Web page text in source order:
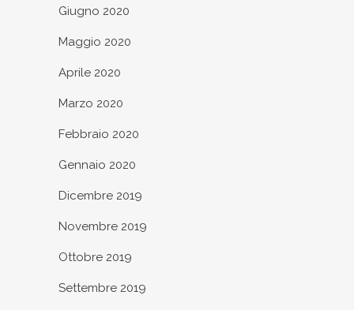
Giugno 2020
Maggio 2020
Aprile 2020
Marzo 2020
Febbraio 2020
Gennaio 2020
Dicembre 2019
Novembre 2019
Ottobre 2019
Settembre 2019